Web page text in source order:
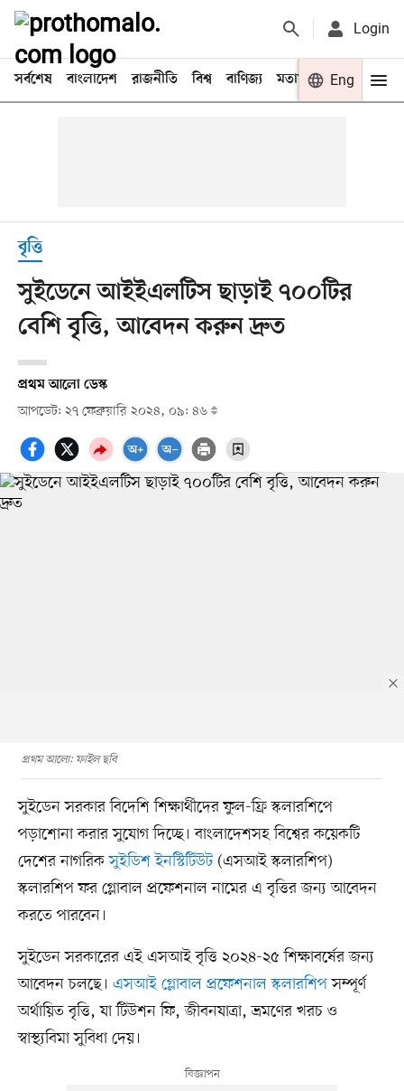
Login
সর্বশেষ বাংলাদেশ রাজনীতি বিশ্ব বাণিজ্য মতামত খেলা
Eng
বৃত্তি
সুইডেনে আইইএলটিস ছাড়াই ৭০০টির
বেশি বৃত্তি, আবেদন করুন দ্রুত
প্রথম আলো ডেস্ক
আপডেট: ২৭ ফেব্রুয়ারি ২০২৪, ০৯: ৪৬
প্রথম আলো: ফাইল ছবি
সুইডেন সরকার বিদেশি শিক্ষার্থীদের ফুল-ফ্রি স্কলারশিপে
পড়াশোনা করার সুযোগ দিচ্ছে। বাংলাদেশসহ বিশ্বের কয়েকটি
দেশের নাগরিকসুইডিশ ইনস্টিটিউট(এসআই স্কলারশিপ)
স্কলারশিপ ফর গ্লোবাল প্রফেশনাল নামের এ বৃত্তির জন্য আবেদন
করতে পারবেন।
সুইডেন সরকারের এই এসআই বৃত্তি ২০২৪-২৫ শিক্ষাবর্ষের জন্য
আবেদন চলছে। এসআই গ্লোবাল প্রফেশনাল স্কলারশিপসম্পূর্ণ
অর্থায়িত বৃত্তি, যা টিউশন ফি, জীবনযাত্রা, ভ্রমণের খরচ ও
স্বাস্থ্যবিমা সুবিধা দেয়।